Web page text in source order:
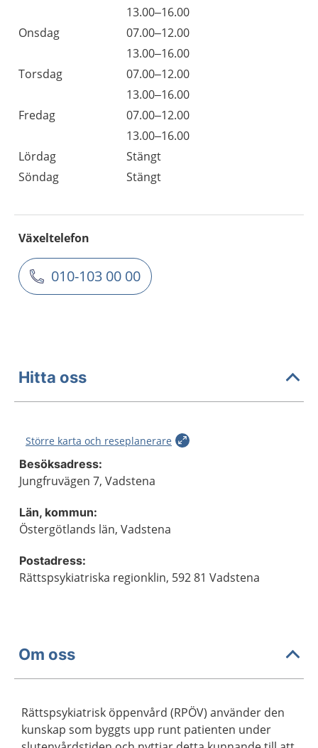
13.00–16.00
Onsdag
07.00–12.00
13.00–16.00
Torsdag
07.00–12.00
13.00–16.00
Fredag
07.00–12.00
13.00–16.00
Lördag
Stängt
Söndag
Stängt
Växeltelefon
010-103 00 00
Hitta oss
Större karta och reseplanerare
Besöksadress:
Jungfruvägen 7, Vadstena
Län, kommun:
Östergötlands län, Vadstena
Postadress:
Rättspsykiatriska regionklin, 592 81 Vadstena
Om oss
Rättspsykiatrisk öppenvård (RPÖV) använder den
kunskap som byggts upp runt patienten under